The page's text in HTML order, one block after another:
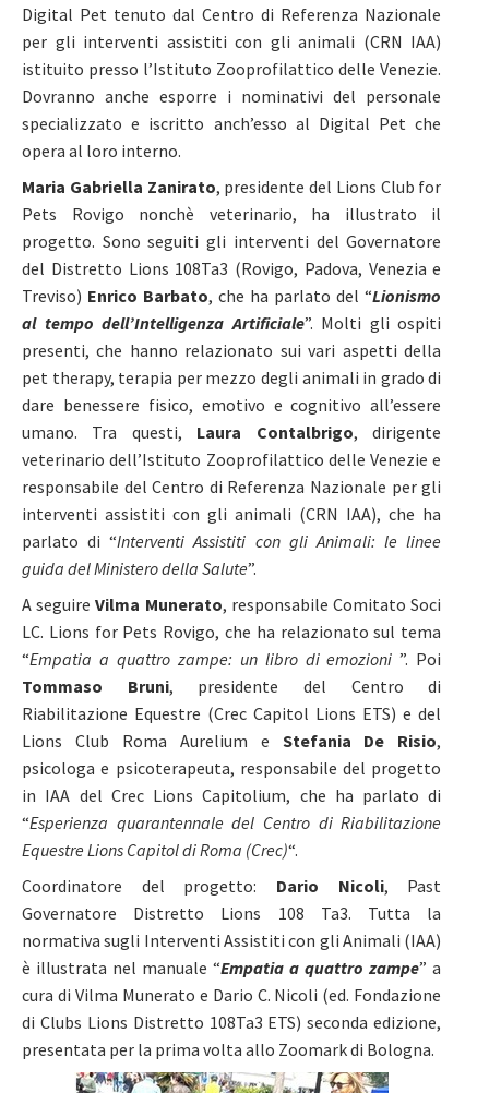
Digital Pet tenuto dal Centro di Referenza Nazionale
per gli interventi assistiti con gli animali (CRN IAA)
istituito presso l’Istituto Zooprofilattico delle Venezie.
Dovranno anche esporre i nominativi del personale
specializzato e iscritto anch’esso al Digital Pet che
opera al loro interno.
Maria Gabriella Zanirato, presidente del Lions Club for
Pets Rovigo nonchè veterinario, ha illustrato il
progetto. Sono seguiti gli interventi del Governatore
del Distretto Lions 108Ta3 (Rovigo, Padova, Venezia e
Treviso) Enrico Barbato, che ha parlato del “Lionismo
al tempo dell’Intelligenza Artificiale”. Molti gli ospiti
presenti, che hanno relazionato sui vari aspetti della
pet therapy, terapia per mezzo degli animali in grado di
dare benessere fisico, emotivo e cognitivo all’essere
umano. Tra questi, Laura Contalbrigo, dirigente
veterinario dell’Istituto Zooprofilattico delle Venezie e
responsabile del Centro di Referenza Nazionale per gli
interventi assistiti con gli animali (CRN IAA), che ha
parlato di “Interventi Assistiti con gli Animali: le linee
guida del Ministero della Salute”.
A seguireVilma Munerato, responsabile Comitato Soci
LC. Lions for Pets Rovigo, che ha relazionato sul tema
“Empatia a quattro zampe: un libro di emozioni ”. Poi
Tommaso Bruni, presidente del Centro di
Riabilitazione Equestre (Crec Capitol Lions ETS) e del
Lions Club Roma Aurelium e Stefania De Risio,
psicologa e psicoterapeuta, responsabile del progetto
in IAA del Crec Lions Capitolium, che ha parlato di
“Esperienza quarantennale del Centro di Riabilitazione
Equestre Lions Capitol di Roma (Crec)“.
Coordinatore del progetto: Dario Nicoli, Past
Governatore Distretto Lions 108 Ta3. Tutta la
normativa sugli Interventi Assistiti con gli Animali (IAA)
è illustrata nel manuale “Empatia a quattro zampe” a
cura di Vilma Munerato e Dario C. Nicoli (ed. Fondazione
di Clubs Lions Distretto 108Ta3 ETS) seconda edizione,
presentata per la prima volta allo Zoomark di Bologna.